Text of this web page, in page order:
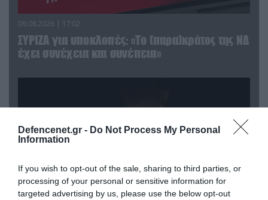
Defencenet.gr - Do Not Process My Personal
Information
If you wish to opt-out of the sale, sharing to third parties, or
processing of your personal or sensitive information for
targeted advertising by us, please use the below opt-out
09.08.2026 | 17:02
ΣΥΡΙΖΑ για υποκλοπές: «Το (παρα)κράτος της ΝΔ
έχει συνέχεια και συνέπεια»